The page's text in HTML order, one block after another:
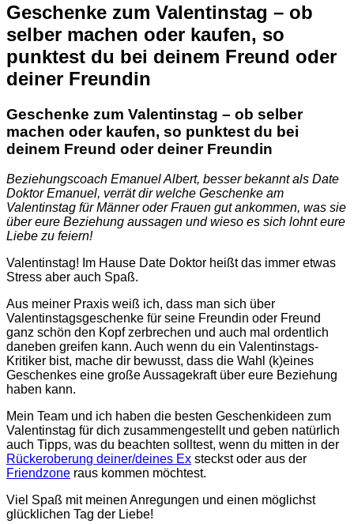
Geschenke zum Valentinstag – ob
selber machen oder kaufen, so
punktest du bei deinem Freund oder
deiner Freundin
Geschenke zum Valentinstag – ob selber
machen oder kaufen, so punktest du bei
deinem Freund oder deiner Freundin
Beziehungscoach Emanuel Albert, besser bekannt als Date
Doktor Emanuel, verrät dir welche Geschenke am
Valentinstag für Männer oder Frauen gut ankommen, was sie
über eure Beziehung aussagen und wieso es sich lohnt eure
Liebe zu feiern!
Valentinstag! Im Hause Date Doktor heißt das immer etwas
Stress aber auch Spaß.
Aus meiner Praxis weiß ich, dass man sich über
Valentinstagsgeschenke für seine Freundin oder Freund
ganz schön den Kopf zerbrechen und auch mal ordentlich
daneben greifen kann. Auch wenn du ein Valentinstags-
Kritiker bist, mache dir bewusst, dass die Wahl (k)eines
Geschenkes eine große Aussagekraft über eure Beziehung
haben kann.
Mein Team und ich haben die besten Geschenkideen zum
Valentinstag für dich zusammengestellt und geben natürlich
auch Tipps, was du beachten solltest, wenn du mitten in der
Rückeroberung deiner/deines Ex steckst oder aus der
Friendzone raus kommen möchtest.
Viel Spaß mit meinen Anregungen und einen möglichst
glücklichen Tag der Liebe!